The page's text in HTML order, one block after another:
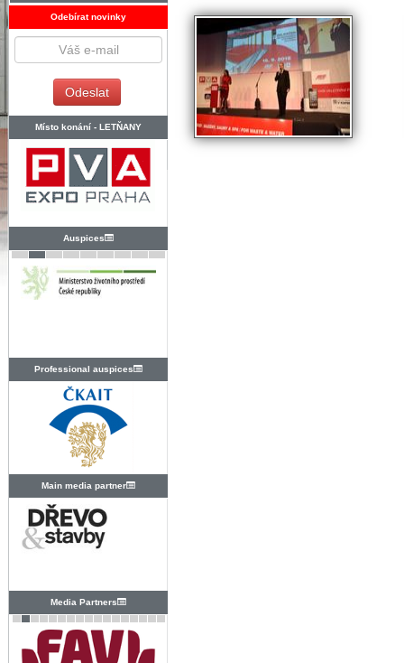
Odebírat novinky
Místo konání - LETŇANY
Auspices
Professional auspices
Main media partner
Media Partners